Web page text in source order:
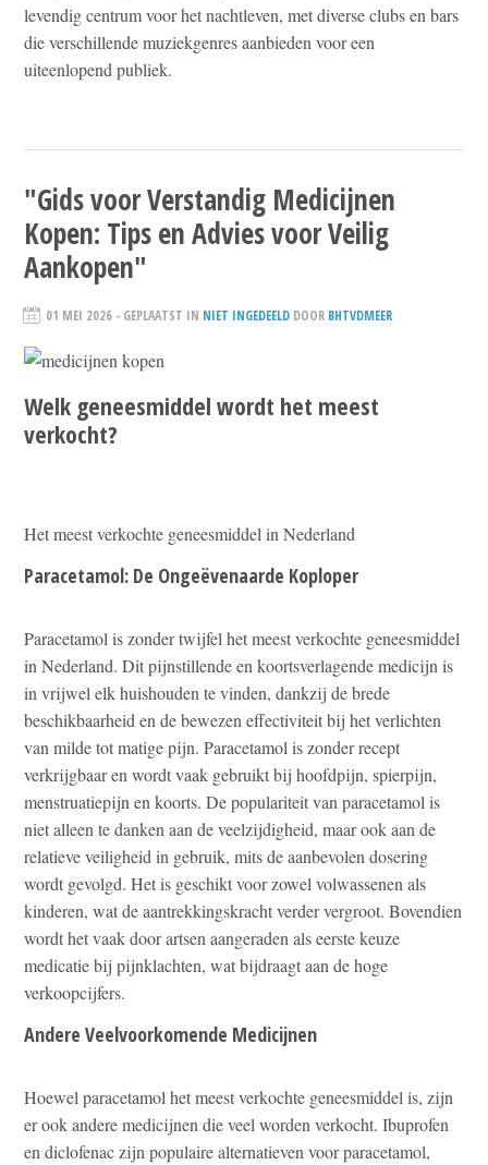
levendig centrum voor het nachtleven, met diverse clubs en bars
die verschillende muziekgenres aanbieden voor een
uiteenlopend publiek.
"Gids voor Verstandig Medicijnen
Kopen: Tips en Advies voor Veilig
Aankopen"
01 MEI 2026 - GEPLAATST IN NIET INGEDEELD DOOR BHTVDMEER
Welk geneesmiddel wordt het meest
verkocht?
Het meest verkochte geneesmiddel in Nederland
Paracetamol: De Ongeëvenaarde Koploper
Paracetamol is zonder twijfel het meest verkochte geneesmiddel
in Nederland. Dit pijnstillende en koortsverlagende medicijn is
in vrijwel elk huishouden te vinden, dankzij de brede
beschikbaarheid en de bewezen effectiviteit bij het verlichten
van milde tot matige pijn. Paracetamol is zonder recept
verkrijgbaar en wordt vaak gebruikt bij hoofdpijn, spierpijn,
menstruatiepijn en koorts. De populariteit van paracetamol is
niet alleen te danken aan de veelzijdigheid, maar ook aan de
relatieve veiligheid in gebruik, mits de aanbevolen dosering
wordt gevolgd. Het is geschikt voor zowel volwassenen als
kinderen, wat de aantrekkingskracht verder vergroot. Bovendien
wordt het vaak door artsen aangeraden als eerste keuze
medicatie bij pijnklachten, wat bijdraagt aan de hoge
verkoopcijfers.
Andere Veelvoorkomende Medicijnen
Hoewel paracetamol het meest verkochte geneesmiddel is, zijn
er ook andere medicijnen die veel worden verkocht. Ibuprofen
en diclofenac zijn populaire alternatieven voor paracetamol,